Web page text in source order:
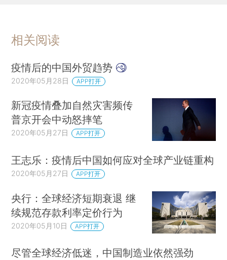
相关阅读
疫情后的中国外贸趋势
2020年05月28日 APP打开
新冠疫情叠加自然灾害频传
普京开会中动怒摔笔
2020年05月27日 APP打开
王志乐：疫情后中国如何应对全球产业链重构
2020年05月27日 APP打开
央行：全球经济短期衰退 继
续规范存款利率定价行为
2020年05月10日 APP打开
尽管全球经济低迷，中国制造业依然强劲